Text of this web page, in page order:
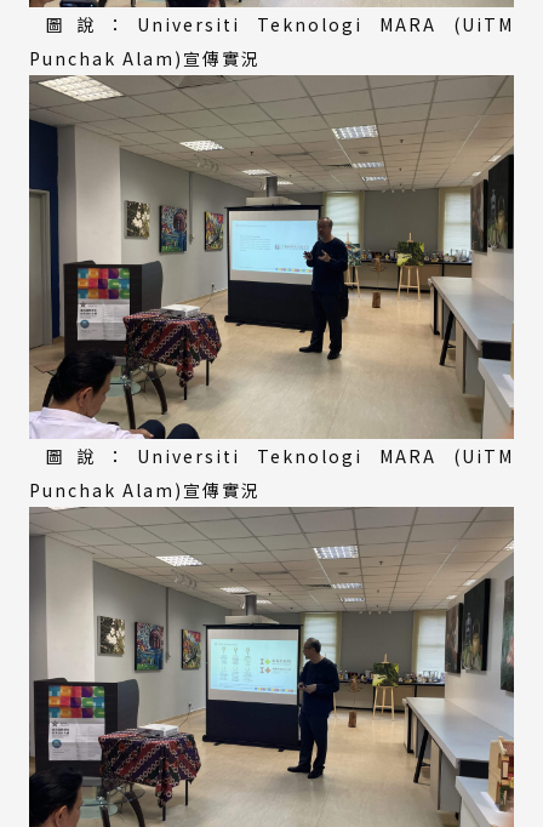
圖說：Universiti Teknologi MARA (UiTM
Punchak Alam)宣傳實況
圖說：Universiti Teknologi MARA (UiTM
Punchak Alam)宣傳實況